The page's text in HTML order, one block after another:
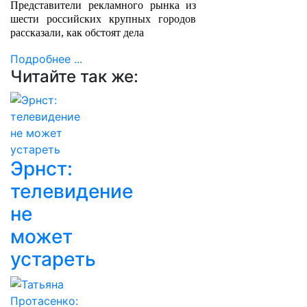
Представители рекламного рынка из
шести российских крупных городов
рассказали, как обстоят дела
Подробнее ...
Читайте так же:
Эрнст:
телевидение
не
может
устареть